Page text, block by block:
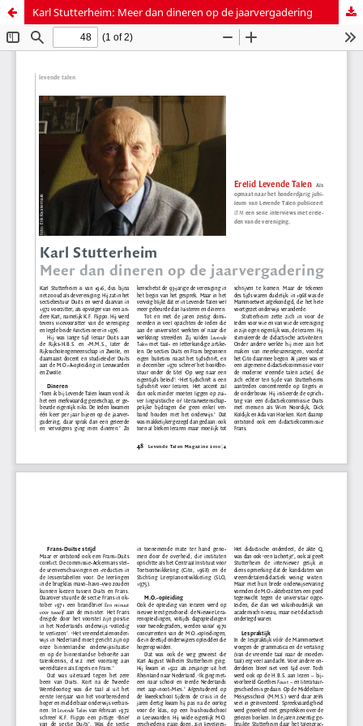
Karl Stutterheim: Meer dan dineren op de jaarvergadering